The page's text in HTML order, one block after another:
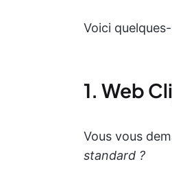
Voici
1. Web
Vous vous
standard ?